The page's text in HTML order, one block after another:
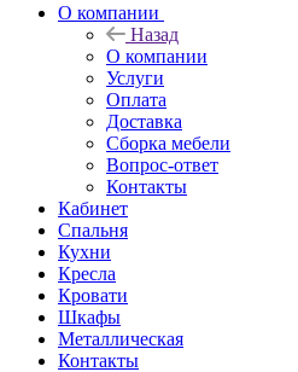
О компании
Назад
О компании
Услуги
Оплата
Доставка
Сборка мебели
Вопрос-ответ
Контакты
Кабинет
Спальня
Кухни
Кресла
Кровати
Шкафы
Металлическая
Контакты